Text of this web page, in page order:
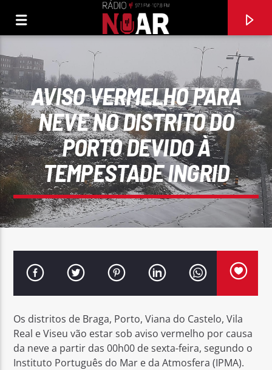
FAIXA ATUAL
ELA SÓ QUER É FESTA
FILIPE SEQUEIRA
Rádio No ar
AVISO VERMELHO PARA
NEVE NO DISTRITO DO
PORTO DEVIDO À
TEMPESTADE INGRID
Os distritos de Braga, Porto, Viana do Castelo, Vila
Real e Viseu vão estar sob aviso vermelho por causa
da neve a partir das 00h00 de sexta-feira, segundo o
Instituto Português do Mar e da Atmosfera (IPMA).